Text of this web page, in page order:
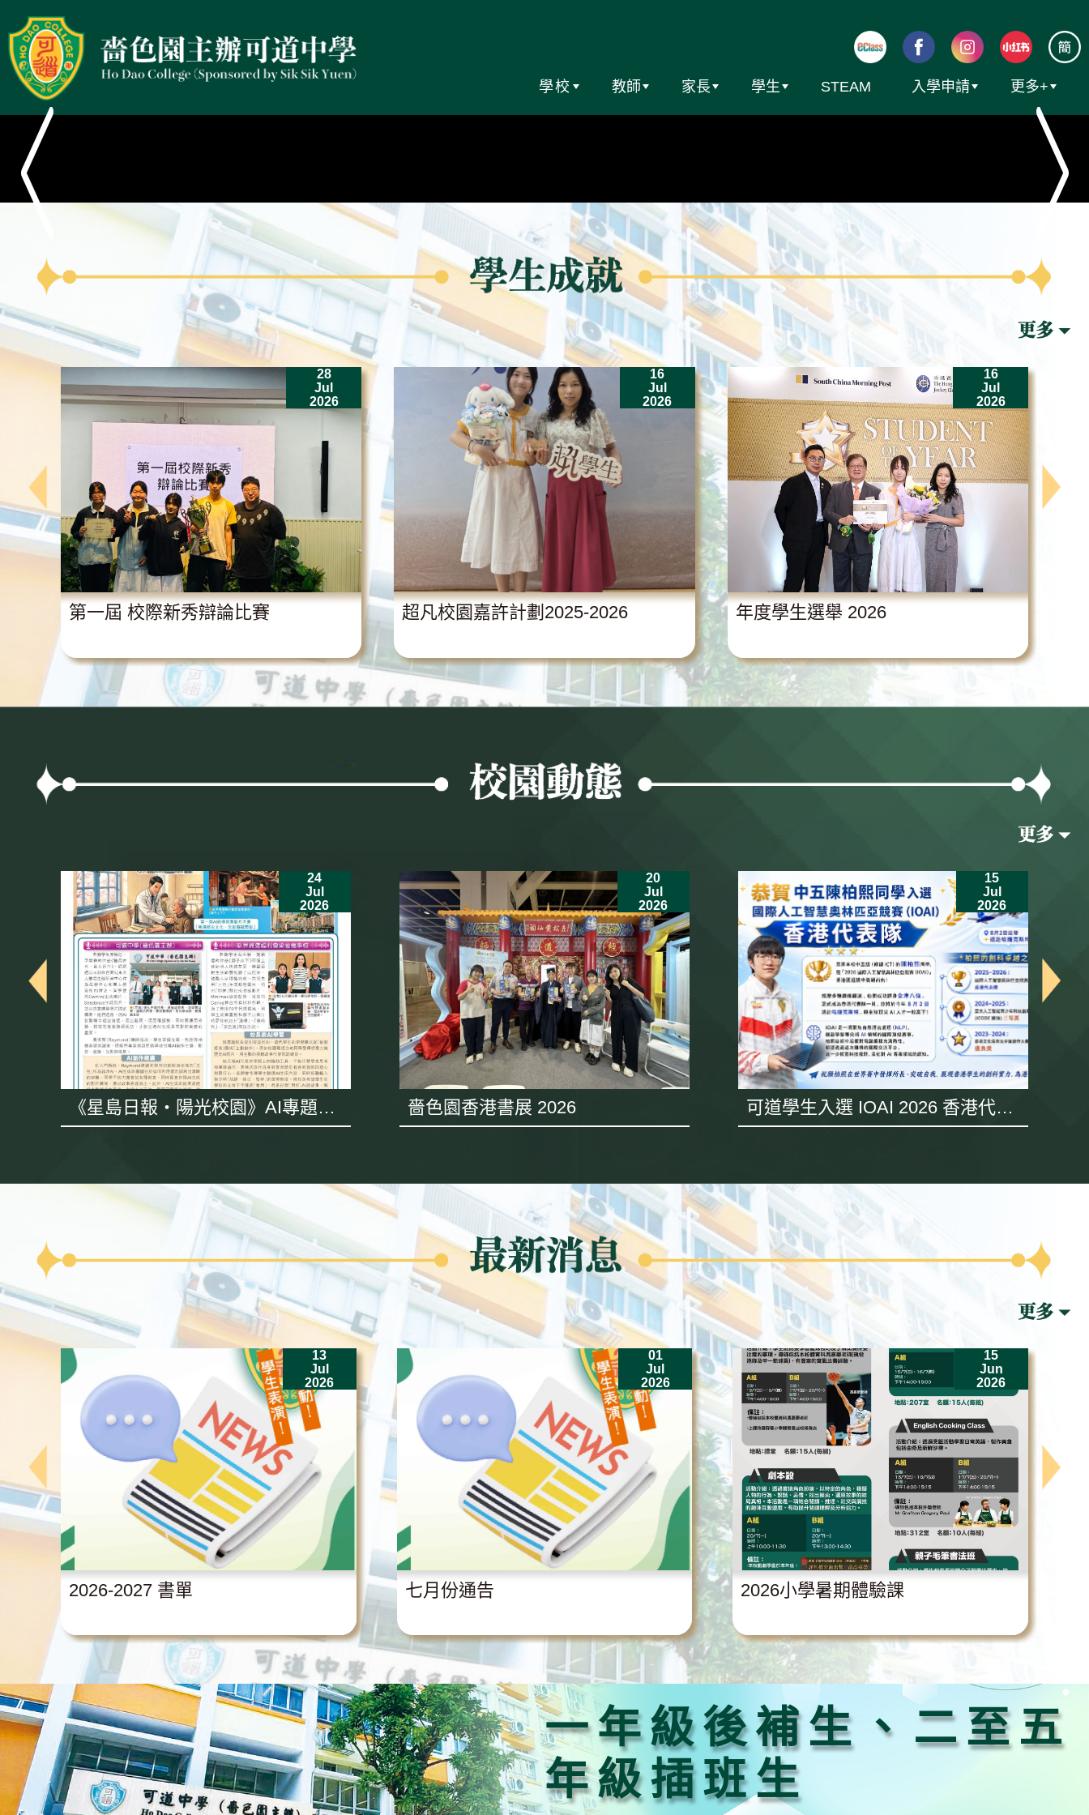
學校 教師 家長 學生 STEAM 入學申請 更多+
28
Jul
2026
第一屆 校際新秀辯論比賽
16
Jul
2026
超凡校園嘉許計劃2025-2026
16
Jul
2026
年度學生選舉 2026
24
Jul
2026
《星島日報・陽光校園》AI專題採
訪
20
Jul
2026
嗇色園香港書展 2026
15
Jul
2026
可道學生入選 IOAI 2026 香港代表
隊 遠赴哈薩克斯坦出戰世界賽
13
Jul
2026
2026-2027 書單
01
Jul
2026
七月份通告
15
Jun
2026
2026小學暑期體驗課
一年級後補生、二至五
年級插班生